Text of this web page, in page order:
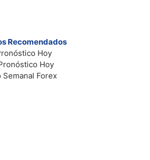
Recomendados
Hoy
Hoy
Forex